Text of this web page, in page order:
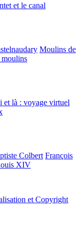
et le canal
Moulins de
et là : voyage virtuel
Colbert François
XIV
et Copyright